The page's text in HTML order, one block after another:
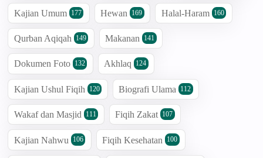
Kajian Umum 177 Hewan 169 Halal-Haram 160
Qurban Aqiqah 149 Makanan 141
Dokumen Foto 132 Akhlaq 124
Kajian Ushul Fiqih 120 Biografi Ulama 112
Wakaf dan Masjid 111 Fiqih Zakat 107
Kajian Nahwu 106 Fiqih Kesehatan 100